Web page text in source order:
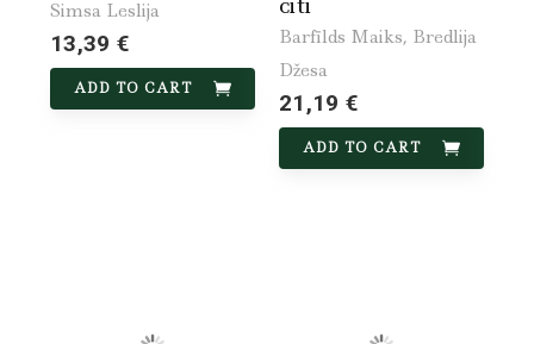
Simsa Leslija
13,39 €
ADD TO CART
Barfīlds Maiks, Bredlija
Džesa
21,19 €
ADD TO CART